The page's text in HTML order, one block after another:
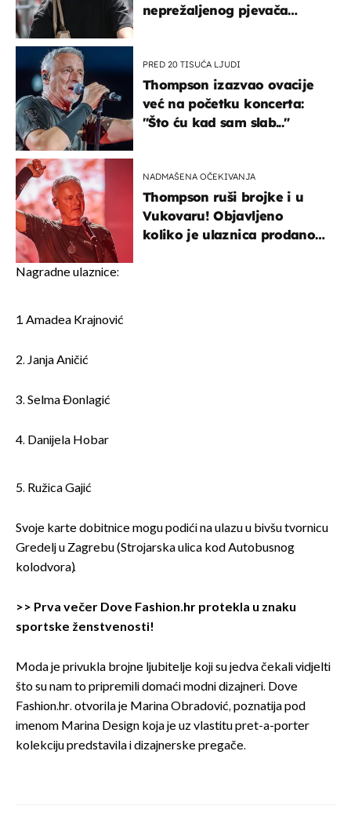
neprežaljenog pjevača
PRED 20 TISUĆA LJUDI
Thompson izazvao ovacije
već na početku koncerta:
"Što ću kad sam slab..."
NADMAŠENA OČEKIVANJA
Thompson ruši brojke i u
Vukovaru! Objavljeno
koliko je ulaznica prodano
Nagradne ulaznice:
1. Amadea Krajnović
2. Janja Aničić
3. Selma Đonlagić
4. Danijela Hobar
5. Ružica Gajić
Svoje karte dobitnice mogu podići na ulazu u bivšu tvornicu
Gredelj u Zagrebu (Strojarska ulica kod Autobusnog
kolodvora).
>> Prva večer Dove Fashion.hr protekla u znaku
sportske ženstvenosti!
Moda je privukla brojne ljubitelje koji su jedva čekali vidjelti
što su nam to pripremili domaći modni dizajneri. Dove
Fashion.hr. otvorila je Marina Obradović, poznatija pod
imenom Marina Design koja je uz vlastitu pret-a-porter
kolekciju predstavila i dizajnerske pregače.